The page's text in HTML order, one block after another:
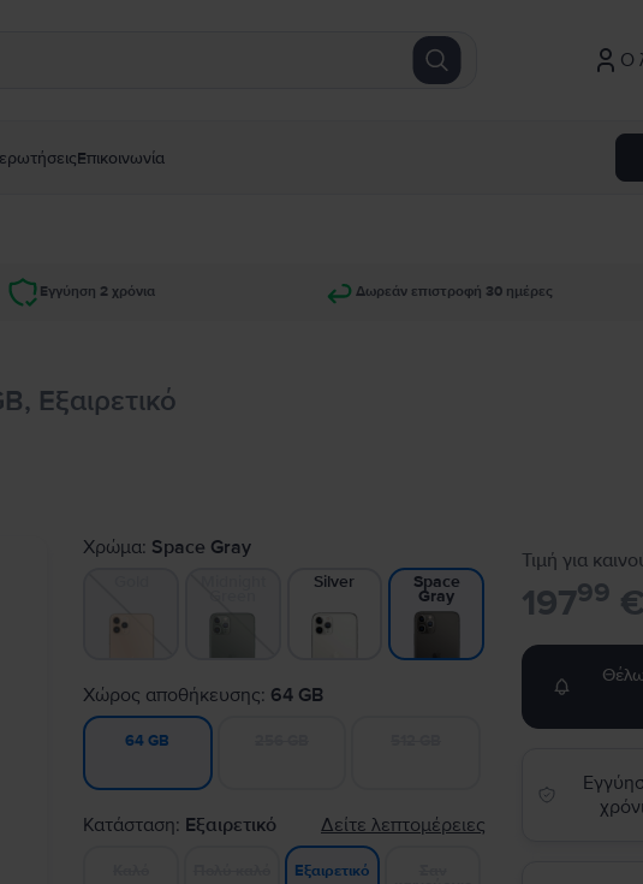
Ο
Επικοινωνία
Εγγύηση 2 χρόνια Δωρεάν επιστροφή 30 ημέρες
Εξαιρετικό
Χρώμα: Space Gray
Silver Space
Gray
Χώρος αποθήκευσης: 64 GB
64 GB
Κατάσταση: Εξαιρετικό Δείτε λεπτομέρειες
Εξαιρετικό
Τιμή για
19799 €